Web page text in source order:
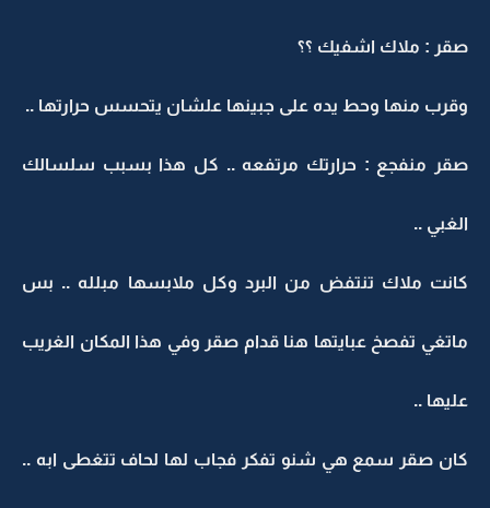
صقر : ملاك اشفيك ؟؟
وقرب منها وحط يده على جبينها علشان يتحسس حرارتها ..
صقر منفجع : حرارتك مرتفعه .. كل هذا بسبب سلسالك
الغبي ..
كانت ملاك تنتفض من البرد وكل ملابسها مبلله .. بس
ماتغي تفصخ عبايتها هنا قدام صقر وفي هذا المكان الغريب
عليها ..
كان صقر سمع هي شنو تفكر فجاب لها لحاف تتغطى ابه ..